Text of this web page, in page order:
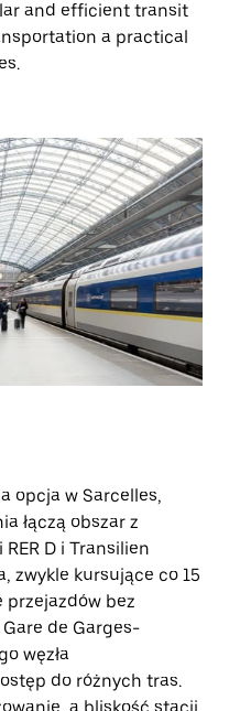
and efficient transit
a practical
opcja w Sarcelles,
łączą obszar z
D i Transilien
zwykle kursujące co 15
przejazdów bez
de Garges-
węzła
do różnych tras.